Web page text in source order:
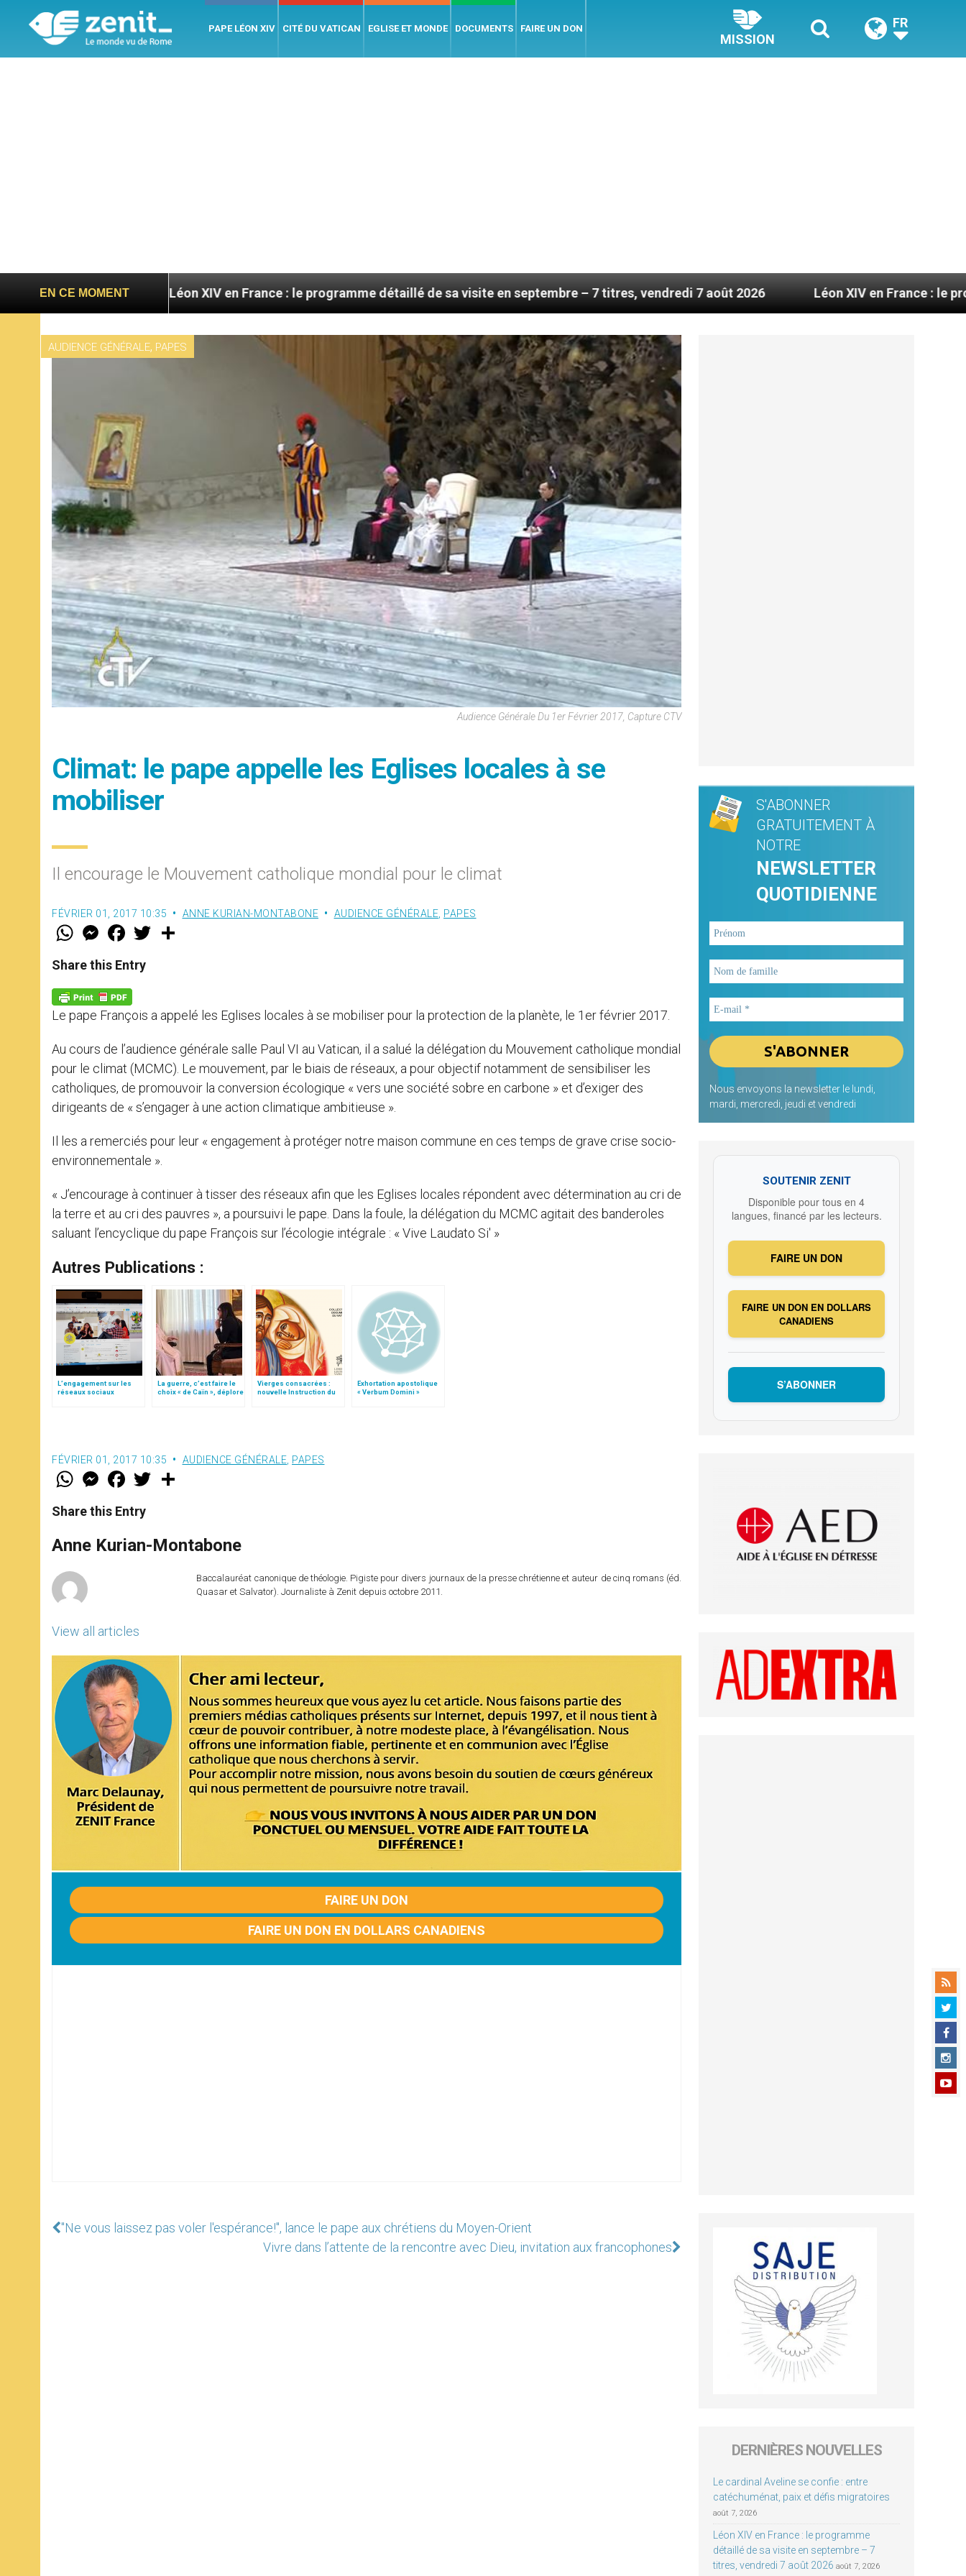
PAPE LÉON XIV CITÉ DU VATICAN EGLISE ET MONDE DOCUMENTS FAIRE UN DON
MISSION
FR
EN CE MOMENT
Léon XIV en France : le programme détaillé de sa visite en septembre – 7 titres, vendredi 7 août 2026 Léon XIV en France : le programme
AUDIENCE GÉNÉRALE, PAPES
Audience Générale Du 1er Février 2017, Capture CTV
Climat: le pape appelle les Eglises locales à se
mobiliser
Il encourage le Mouvement catholique mondial pour le climat
FÉVRIER 01, 2017 10:35 ANNE KURIAN-MONTABONE AUDIENCE GÉNÉRALE, PAPES
W
t
s
A
p
p
M
e
s
e
n
g
e
r
F
a
e
b
o
k
w
Share this Entry
Le pape François a appelé les Eglises locales à se mobiliser pour la protection de la planète, le 1er février 2017.
Au cours de l’audience générale salle Paul VI au Vatican, il a salué la délégation du Mouvement catholique mondial
pour le climat (MCMC). Le mouvement, par le biais de réseaux, a pour objectif notamment de sensibiliser les
catholiques, de promouvoir la conversion écologique « vers une société sobre en carbone » et d’exiger des
dirigeants de « s’engager à une action climatique ambitieuse ».
Il les a remerciés pour leur « engagement à protéger notre maison commune en ces temps de grave crise socio-
environnementale ».
« J’encourage à continuer à tisser des réseaux afin que les Eglises locales répondent avec détermination au cri de
la terre et au cri des pauvres », a poursuivi le pape. Dans la foule, la délégation du MCMC agitait des banderoles
saluant l’encyclique du pape François sur l’écologie intégrale : « Vive Laudato Si' »
Autres Publications :
L’engagement sur les
réseaux sociaux
La guerre, c’est faire le
choix « de Caïn », déplore
Vierges consacrées :
nouvelle Instruction du
Exhortation apostolique
« Verbum Domini »
FÉVRIER 01, 2017 10:35 AUDIENCE GÉNÉRALE, PAPES
W
t
s
p
p
M
e
s
e
g
e
F
a
e
b
o
k
w
r
Share this Entry
Anne Kurian-Montabone
View all articles
Baccalauréat canonique de théologie. Pigiste pour divers journaux de la presse chrétienne et auteur de cinq romans (éd.
Quasar et Salvator). Journaliste à Zenit depuis octobre 2011.
FAIRE UN DON
FAIRE UN DON EN DOLLARS CANADIENS
"Ne vous laissez pas voler l'espérance!", lance le pape aux chrétiens du Moyen-Orient
Vivre dans l’attente de la rencontre avec Dieu, invitation aux francophones
S'ABONNER
GRATUITEMENT À
NOTRE
NEWSLETTER
QUOTIDIENNE
Nous envoyons la newsletter le lundi,
mardi, mercredi, jeudi et vendredi
SOUTENIR ZENIT
Disponible pour tous en 4
langues, financé par les lecteurs.
FAIRE UN DON
FAIRE UN DON EN DOLLARS
CANADIENS
S’ABONNER
DERNIÈRES NOUVELLES
Le cardinal Aveline se confie : entre
catéchuménat, paix et défis migratoires
août 7, 2026
Léon XIV en France : le programme
détaillé de sa visite en septembre – 7
titres, vendredi 7 août 2026 août 7, 2026